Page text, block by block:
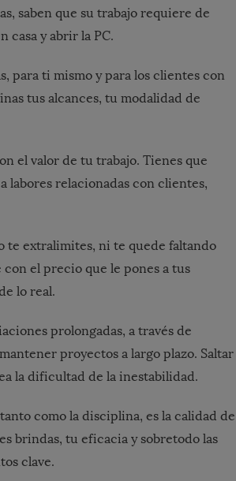
saben que su trabajo requiere de
casa y abrir la PC.
para ti mismo y para los clientes con
tus alcances, tu modalidad de
el valor de tu trabajo. Tienes que
labores relacionadas con clientes,
te extralimites, ni te quede faltando
el precio que le pones a tus
lo real.
prolongadas, a través de
proyectos a largo plazo. Saltar
la dificultad de la inestabilidad.
como la disciplina, es la calidad de
brindas, tu eficacia y sobretodo las
clave.